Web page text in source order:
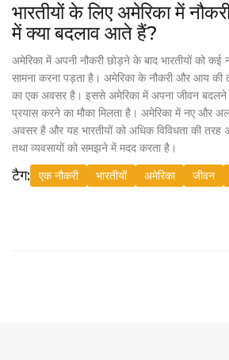
भारतीयों के लिए अमेरिका में
में क्या बदलाव आते हैं?
अमेरिका में अपनी नौकरी छोड़ने के बाद भारतीयों को
सामना करना पड़ता है। अमेरिका के नौकरी और आय की
का एक अवसर है। इससे अमेरिका में अपना जीवन
प्रयास करने का मौका मिलता है। अमेरिका में नए और
अवसर है और यह भारतीयों को अधिक विविधता की तरह
तथा व्यवसायों को समझने में मदद करता है।
टैग: एक नौकरी भारतीयों अमेरिका जीवन